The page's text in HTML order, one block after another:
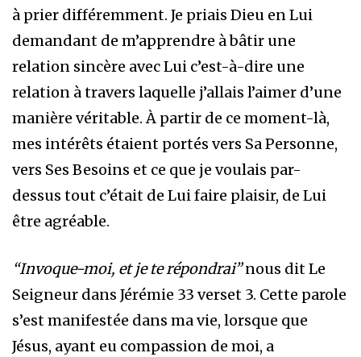
à prier différemment. Je priais Dieu en Lui
demandant de m’apprendre à bâtir une
relation sincère avec Lui c’est-à-dire une
relation à travers laquelle j’allais l’aimer d’une
manière véritable. À partir de ce moment-là,
mes intérêts étaient portés vers Sa Personne,
vers Ses Besoins et ce que je voulais par-
dessus tout c’était de Lui faire plaisir, de Lui
être agréable.
“Invoque-moi, et je te répondrai”nous dit Le
Seigneur dans Jérémie 33 verset 3. Cette parole
s’est manifestée dans ma vie, lorsque que
Jésus, ayant eu compassion de moi, a